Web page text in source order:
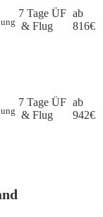
7 Tage ÜF
& Flug
ab
816€
7 Tage ÜF
& Flug
ab
942€